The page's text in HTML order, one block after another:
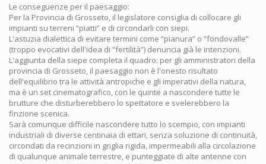
Le conseguenze per il paesaggio:
Per la Provincia di Grosseto, il legislatore consiglia di collocare gli
impianti su terreni “piatti” e di circondarli con siepi.
L'astuzia dialettica di evitare termini come “pianura” o “fondovalle”
(troppo evocativi dell'idea di “fertilità”) denuncia già le intenzioni.
L'aggiunta della siepe completa il quadro: per gli amministratori della
provincia di Grosseto, il paesaggio non è l'onesto risultato
dell'equilibrio tra le attività antropiche e gli imperativi della natura,
ma è un set cinematografico, con le quinte a nascondere tutte le
brutture che disturberebbero lo spettatore e svelerebbero la
finzione scenica.
Sarà comunque difficile nascondere tutto lo scempio, con impianti
industriali di diverse centinaia di ettari, senza soluzione di continuità,
circondati da recinzioni in griglia rigida, impermeabili alla circolazione
di qualunque animale terrestre, e punteggiate di alte antenne con